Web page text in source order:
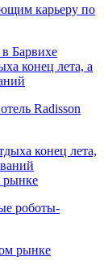
карьеру по
конец лета, а
Radisson
рынке
роботы-